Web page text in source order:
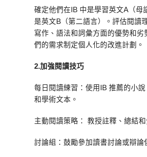
確定他們在IB 中是學習英文A（母
是英文B（第二語言）。評估閱讀
寫作、語法和詞彙方面的優勢和劣
們的需求制定個人化的改進計劃。
2.加強閱讀技巧
每日閱讀練習：使用IB 推薦的小
和學術文本。
主動閱讀策略： 教授註釋、總結和
討論組：鼓勵參加讀書討論或辯論